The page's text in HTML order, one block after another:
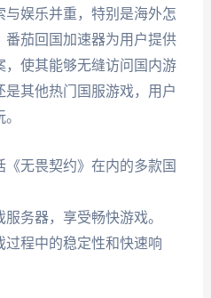
娱乐并重，特别是海外怎
番茄回国加速器为用户提供
，使其能够无缝访问国内游
其他热门国服游戏，用户
无畏契约》在内的多款国
务器，享受畅快游戏。
过程中的稳定性和快速响